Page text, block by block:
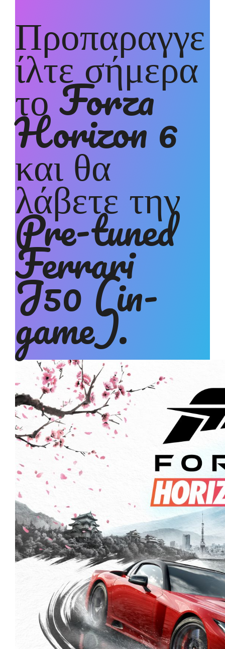
Προπαραγγε
ίλτε σήμερα
το Forza
Horizon 6
και θα
λάβετε την
Pre-tuned
Ferrari
J50 (in-
game).